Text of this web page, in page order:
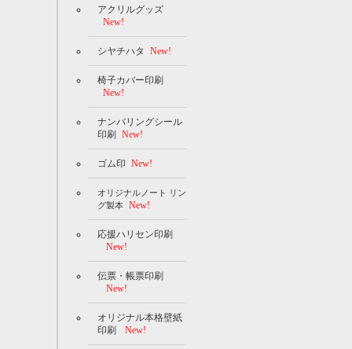
アクリルグッズ
New!
シヤチハタ New!
椅子カバー印刷
New!
ナンバリングシール
印刷
New!
ゴム印 New!
オリジナルノート リン
グ製本 New!
応援ハリセン印刷
New!
伝票・帳票印刷
New!
オリジナル本格壁紙
印刷
New!